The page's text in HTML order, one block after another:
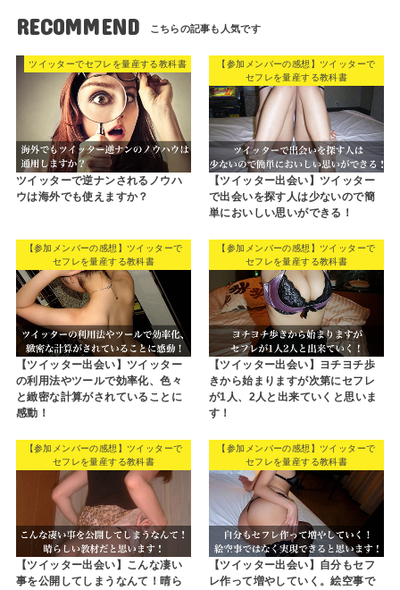
RECOMMEND
ツイッターでセフレを量産する教科書
ツイッターで逆ナンされるノウハ
ウは海外でも使えますか？
【参加メンバーの感想】ツイッターで
セフレを量産する教科書
【ツイッター出会い】ツイッター
で出会いを探す人は少ないので簡
単においしい思いができる！
【参加メンバーの感想】ツイッターで
セフレを量産する教科書
【ツイッター出会い】ツイッター
の利用法やツールで効率化、色々
と緻密な計算がされていることに
感動！
【参加メンバーの感想】ツイッターで
セフレを量産する教科書
【ツイッター出会い】ヨチヨチ歩
きから始まりますが次第にセフレ
が1人、2人と出来ていくと思いま
す！
【参加メンバーの感想】ツイッターで
セフレを量産する教科書
【ツイッター出会い】こんな凄い
事を公開してしまうなんて！晴ら
【参加メンバーの感想】ツイッターで
セフレを量産する教科書
【ツイッター出会い】自分もセフ
レ作って増やしていく。絵空事で